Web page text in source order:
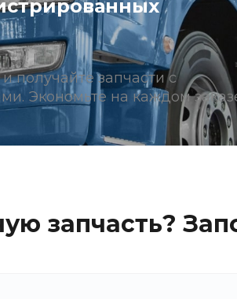
получайте запчасти с
Экономьте на каждом
запчасть?